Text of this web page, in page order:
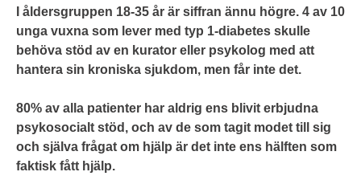
I åldersgruppen 18-35 år är siffran ännu högre. 4 av 10
unga vuxna som lever med typ 1-diabetes skulle
behöva stöd av en kurator eller psykolog med att
hantera sin kroniska sjukdom, men får inte det.
80% av alla patienter har aldrig ens blivit erbjudna
psykosocialt stöd, och av de som tagit modet till sig
och själva frågat om hjälp är det inte ens hälften som
faktisk fått hjälp.